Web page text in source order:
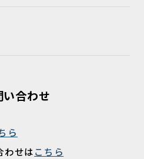
合わせ
ら
わせはこちら